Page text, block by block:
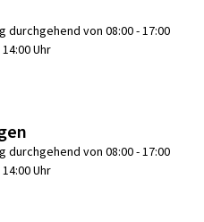
durchgehend von 08:00 - 17:00
Uhr
durchgehend von 08:00 - 17:00
Uhr